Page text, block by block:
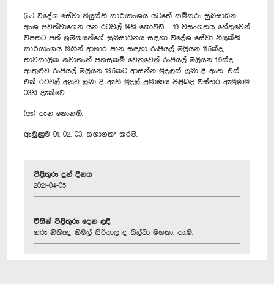
(iv) විදේශ සේවා නියුක්ති කාර්යාංශය යටතේ කම්කරු සුබසාධන
අංශ පවත්වාගෙන යන රටවල් 14හි කොවිඩ් - 19 වසංගතය හේතුවෙන්
විපතට පත් ශ්‍රමිකයන්ගේ සුබසාධනය සඳහා විදේශ සේවා නියුක්ති
කාර්යාංශය මඟින් ආහාර පාන සඳහා රුපියල් මිලියන 11.5ක්ද,
තාවකාලික නවාතැන් පහසුකම් වෙනුවෙන් රුපියල් මිලියන 1.9ක්ද
ඇතුළුව රුපියල් මිලියන 13.5කට ආසන්න මුදලක් ලබා දී ඇත. එක්
එක් රටවල් අනුව ලබා දී ඇති මුදල් ප්‍රමාණය පිළිබඳ විස්තර ඇමුණුම
03හි දැක්වේ.
(ඇ) පැන නොනඟී.
ඇමුණුම 01, 02, 03, සභාගත* කරමි.
පිළිතුරු දුන් දිනය
2021-04-05
විසින් පිළිතුරු දෙන ලදී
ගරු නීතිඥ නිමල් සිරිපාල ද සිල්වා මහතා, පා.ම.